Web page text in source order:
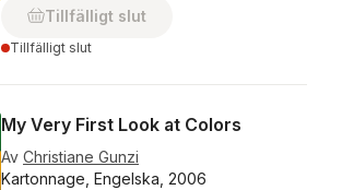
Tillfälligt slut
Tillfälligt slut
My Very First Look at Colors
Av Christiane Gunzi
Kartonnage, Engelska, 2006